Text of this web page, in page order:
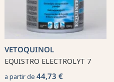
VETOQUINOL
EQUISTRO ELECTROLYT 7
a partir de 44,73 €